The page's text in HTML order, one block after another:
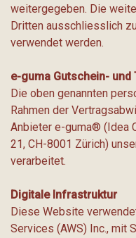
weitergegeben. Die
Dritten ausschliesslich
verwendet werden.
e-guma Gutschein-
Die oben genannten
Rahmen der
Anbieter e-guma® (Idea
21, CH-8001 Zürich)
verarbeitet.
Digitale Infrastruktur
Diese Website
Services (AWS) Inc., mit